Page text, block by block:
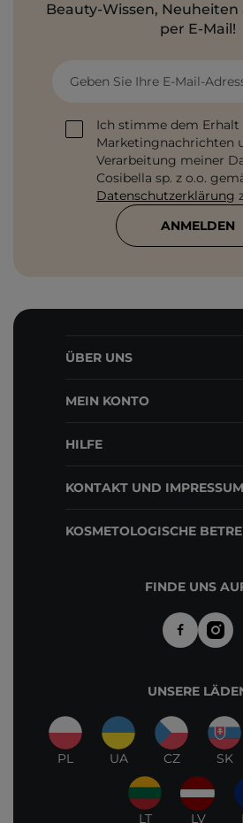
Beauty-Wissen, Neuheiten
per E-Mail!
Geben Sie Ihre E-Mail-
Ich stimme dem Erhalt
Marketingnachrichten
Verarbeitung meiner
Cosibella sp. z o.o.
Datenschutzerklärung
ANMELDEN
ÜBER UNS
MEIN KONTO
HILFE
KONTAKT UND IMPRESSUM
KOSMETOLOGISCHE
FINDE UNS
UNSERE
PL UA CZ SK
LT LV